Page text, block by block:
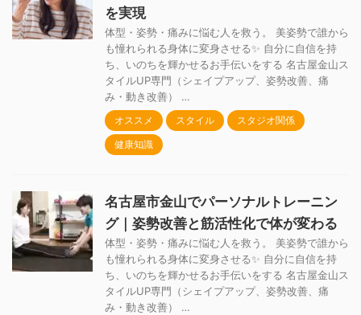
を実現
体型・姿勢・痛みに悩む人を救う。 美姿勢で誰から
も憧れられる身体に変身させる✨ 自分に自信を持
ち、いのちを輝かせるお手伝いをする 名古屋金山ス
タイルUP専門（シェイプアップ、姿勢改善、痛
み・動き改善） …
オススメ スタイル
スタジオ関係
健康知識
名古屋市金山でパーソナルトレーニン
グ｜姿勢改善と筋活性化で体が変わる
体型・姿勢・痛みに悩む人を救う。 美姿勢で誰から
も憧れられる身体に変身させる✨ 自分に自信を持
ち、いのちを輝かせるお手伝いをする 名古屋金山ス
タイルUP専門（シェイプアップ、姿勢改善、痛
み・動き改善） …